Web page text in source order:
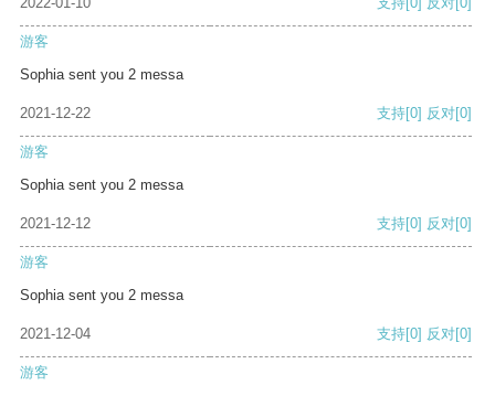
游客
Sophia sent you 2 messa
2021-12-22 支持[0] 反对[0]
游客
Sophia sent you 2 messa
2021-12-12 支持[0] 反对[0]
游客
Sophia sent you 2 messa
2021-12-04 支持[0] 反对[0]
游客